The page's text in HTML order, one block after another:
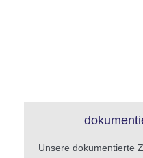
Unsere dokumentierte